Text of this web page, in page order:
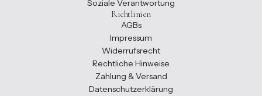
Soziale Verantwortung
Richtlinien
AGBs
Impressum
Widerrufsrecht
Rechtliche Hinweise
Zahlung & Versand
Datenschutzerklärung